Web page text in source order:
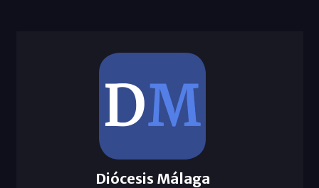
Diócesis Málaga